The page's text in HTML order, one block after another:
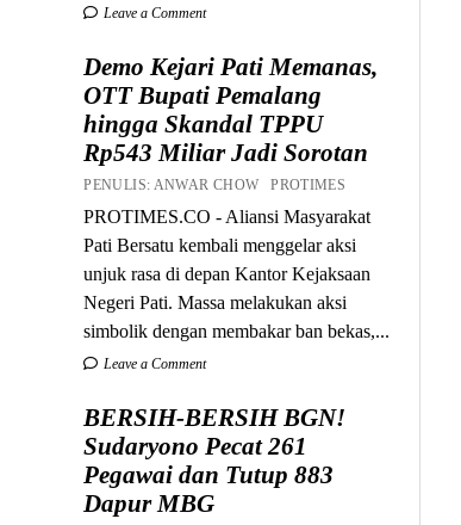
Leave a Comment
Demo Kejari Pati Memanas,
OTT Bupati Pemalang
hingga Skandal TPPU
Rp543 Miliar Jadi Sorotan
PENULIS: ANWAR CHOW PROTIMES
PROTIMES.CO - Aliansi Masyarakat
Pati Bersatu kembali menggelar aksi
unjuk rasa di depan Kantor Kejaksaan
Negeri Pati. Massa melakukan aksi
simbolik dengan membakar ban bekas,...
Leave a Comment
BERSIH-BERSIH BGN!
Sudaryono Pecat 261
Pegawai dan Tutup 883
Dapur MBG